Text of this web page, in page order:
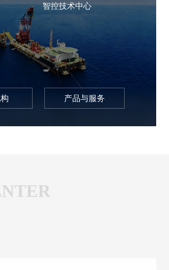
智控技术中心
产品与服务